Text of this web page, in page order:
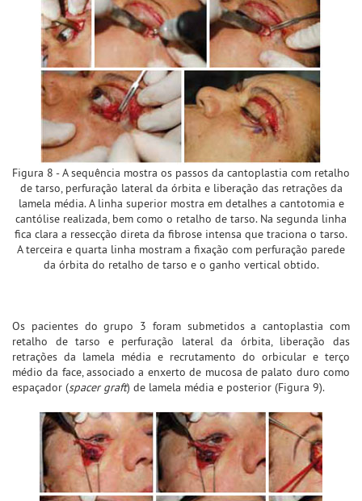
Figura 8 - A sequência mostra os passos da cantoplastia com retalho
de tarso, perfuração lateral da órbita e liberação das retrações da
lamela média. A linha superior mostra em detalhes a cantotomia e
cantólise realizada, bem como o retalho de tarso. Na segunda linha
fica clara a ressecção direta da fibrose intensa que traciona o tarso.
A terceira e quarta linha mostram a fixação com perfuração parede
da órbita do retalho de tarso e o ganho vertical obtido.
Os pacientes do grupo 3 foram submetidos a cantoplastia com
retalho de tarso e perfuração lateral da órbita, liberação das
retrações da lamela média e recrutamento do orbicular e terço
médio da face, associado a enxerto de mucosa de palato duro como
espaçador (spacer graft) de lamela média e posterior (Figura 9).